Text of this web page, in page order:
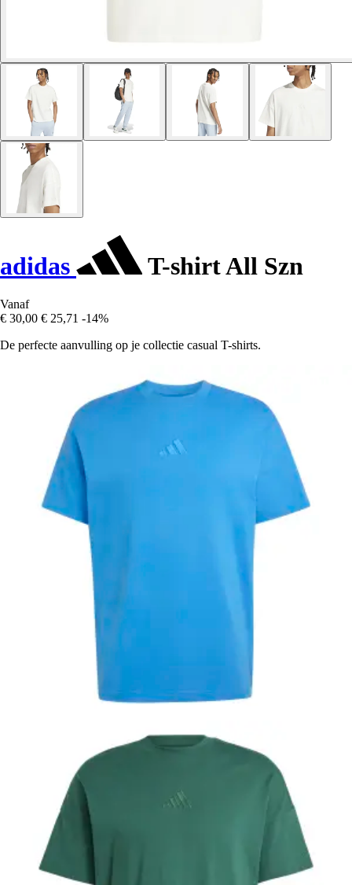
adidas T-shirt All Szn
Vanaf
€ 30,00 € 25,71 -14%
De perfecte aanvulling op je collectie casual T-shirts.